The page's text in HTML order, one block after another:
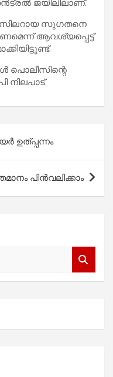
ജയിലിലാണ്.
സുഗതനെ
ആവശ്യപ്പെട്ട്
നിലപാട്.
ഉത്പ്പന്നം
പിൻവലിക്കാം